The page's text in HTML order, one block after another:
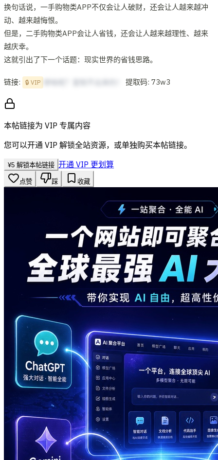
换句话说，一手购物类APP不仅会让人破财，还会让人越来越冲
动、越来越悔恨。
但是，二手购物类APP会让人省钱，还会让人越来越理性、越来
越庆幸。
这就引出了下一个话题：现实世界的省钱思路。
链接: 🔒 VIP 提取码: 73w3
本帖链接为 VIP 专属内容
您可以开通 VIP 解锁全站资源，或单独购买本帖链接。
¥5 解锁本帖链接 开通 VIP 更划算
点赞 踩 收藏